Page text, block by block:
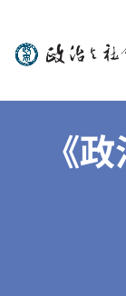
政治與
《